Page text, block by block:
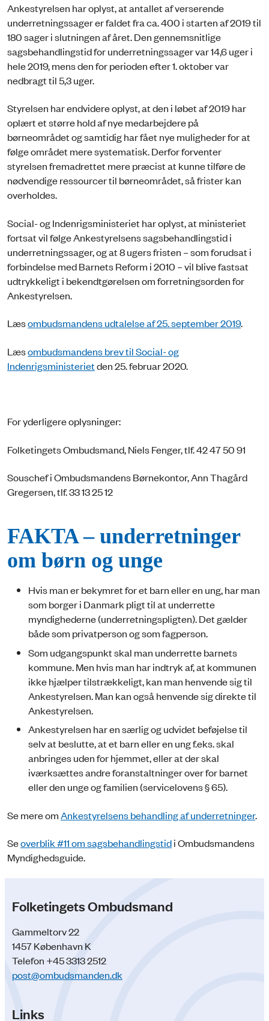
Ankestyrelsen har oplyst, at antallet af verserende
underretningssager er faldet fra ca. 400 i starten af 2019 til
180 sager i slutningen af året. Den gennemsnitlige
sagsbehandlingstid for underretningssager var 14,6 uger i
hele 2019, mens den for perioden efter 1. oktober var
nedbragt til 5,3 uger.
Styrelsen har endvidere oplyst, at den i løbet af 2019 har
oplært et større hold af nye medarbejdere på
børneområdet og samtidig har fået nye muligheder for at
følge området mere systematisk. Derfor forventer
styrelsen fremadrettet mere præcist at kunne tilføre de
nødvendige ressourcer til børneområdet, så frister kan
overholdes.
Social- og Indenrigsministeriet har oplyst, at ministeriet
fortsat vil følge Ankestyrelsens sagsbehandlingstid i
underretningssager, og at 8 ugers fristen – som forudsat i
forbindelse med Barnets Reform i 2010 – vil blive fastsat
udtrykkeligt i bekendtgørelsen om forretningsorden for
Ankestyrelsen.
Læsombudsmandens udtalelse af 25. september 2019.
Læsombudsmandens brev til Social- og
Indenrigsministerietden 25. februar 2020.
For yderligere oplysninger:
Folketingets Ombudsmand, Niels Fenger, tlf. 42 47 50 91
Souschef i Ombudsmandens Børnekontor, Ann Thagård
Gregersen, tlf. 33 13 25 12
FAKTA – underretninger
om børn og unge
Hvis man er bekymret for et barn eller en ung, har man
som borger i Danmark pligt til at underrette
myndighederne (underretningspligten). Det gælder
både som privatperson og som fagperson.
Som udgangspunkt skal man underrette barnets
kommune. Men hvis man har indtryk af, at kommunen
ikke hjælper tilstrækkeligt, kan man henvende sig til
Ankestyrelsen. Man kan også henvende sig direkte til
Ankestyrelsen.
Ankestyrelsen har en særlig og udvidet beføjelse til
selv at beslutte, at et barn eller en ung f.eks. skal
anbringes uden for hjemmet, eller at der skal
iværksættes andre foranstaltninger over for barnet
eller den unge og familien (servicelovens § 65).
Se mere omAnkestyrelsens behandling af underretninger.
Seoverblik #11 om sagsbehandlingstidi Ombudsmandens
Myndighedsguide.
Folketingets Ombudsmand
Gammeltorv 22
1457 København K
Telefon +45 3313 2512
post@ombudsmanden.dk
Links